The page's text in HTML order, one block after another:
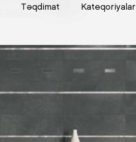
Təqdimat Kateqoriyalar